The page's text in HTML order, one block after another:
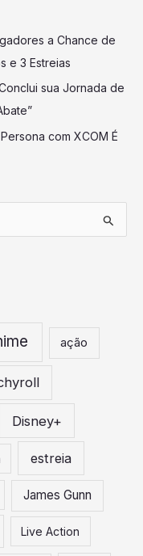
a Chance de
e 3 Estreias
sua Jornada de
com XCOM É
ação
Disney+
estreia
James Gunn
Live Action